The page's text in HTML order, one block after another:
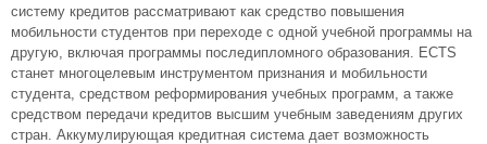
систему кредитов рассматривают как средство повышения
мобильности студентов при переходе с одной учебной программы на
другую, включая программы последипломного образования. ЕСТS
станет многоцелевым инструментом признания и мобильности
студента, средством реформирования учебных программ, а также
средством передачи кредитов высшим учебным заведениям других
стран. Аккумулирующая кредитная система дает возможность